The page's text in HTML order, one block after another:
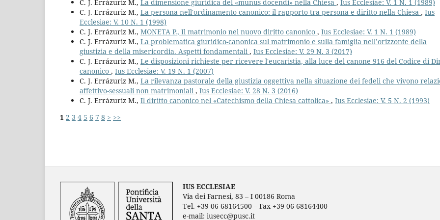
C. J. Errázuriz M., La dimensione giuridica del «munus docendi» nella Chiesa , Ius Ecclesiae: V. 1 N. 1 (1989)
C. J. Errázuriz M., La persona nell'ordinamento canonico: il rapporto tra persona e diritto nella Chiesa , Ius
Ecclesiae: V. 10 N. 1 (1998)
C. J. Errázuriz M., MONETA P., Il matrimonio nel nuovo diritto canonico , Ius Ecclesiae: V. 1 N. 1 (1989)
C. J. Errázuriz M., La problematica giuridico-canonica sul matrimonio e sulla famiglia nell’orizzonte della
giustizia e della misericordia. Aspetti fondamentali, Ius Ecclesiae: V. 29 N. 3 (2017)
C. J. Errázuriz M., Le disposizioni richieste per ricevere l'eucaristia, alla luce del canone 916 del Codice di
canonico , Ius Ecclesiae: V. 19 N. 1 (2007)
C. J. Errázuriz M., La rilevanza pastorale della giustizia oggettiva nella situazione dei fedeli che vivono
affettivo-sessuali non matrimoniali, Ius Ecclesiae: V. 28 N. 3 (2016)
C. J. Errázuriz M., Il diritto canonico nel «Catechismo della Chiesa cattolica» , Ius Ecclesiae: V. 5 N. 2 (1993)
1 2 3 4 5 6 7 8 > >>
IUS ECCLESIAE
Via dei Farnesi, 83 – I 00186 Roma
Tel. +39 06 68164500 – Fax +39 06 68164400
e-mail: iusecc@pusc.it